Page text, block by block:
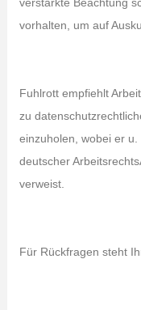
vorhalten, um auf
Fuhlrott empfiehlt
zu
einzuholen, wobei er
deutscher
verweist.
Für Rückfragen steht